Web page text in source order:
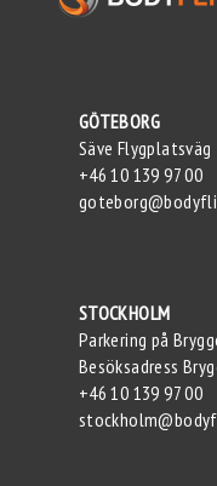
GÖTEBORG
Säve Flygplatsväg
+46 10 139 97 00
STOCKHOLM
Parkering på
Besöksadress
+46 10 139 97 00